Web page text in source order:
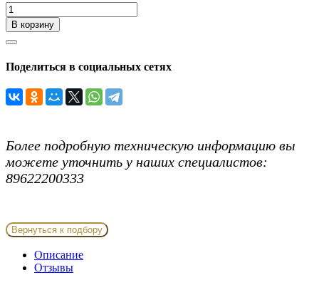
В корзину
Поделиться в социальных сетях
Более подробную техническую информацию вы
можете уточнить у наших специалистов:
89622200333
Вернуться к подбору
Описание
Отзывы